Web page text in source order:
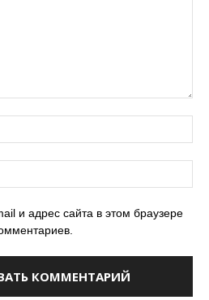
и адрес сайта в этом браузере